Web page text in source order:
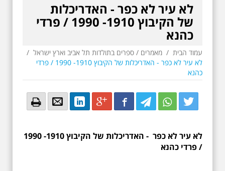
לא עיר לא כפר - האדריכלות
של הקיבוץ 1910- 1990 / פרדי
כהנא
עמוד הבית / מאמרים / ספרים בתולדות תל אביב וארץ ישראל /
לא עיר לא כפר - האדריכלות של הקיבוץ 1910- 1990 / פרדי
כהנא
Twitter
Twitter
Twitter
Facebook
Google+
LinkedIn
Email
Email
לא עיר לא כפר - האדריכלות של הקיבוץ 1910- 1990
/ פרדי כהנא